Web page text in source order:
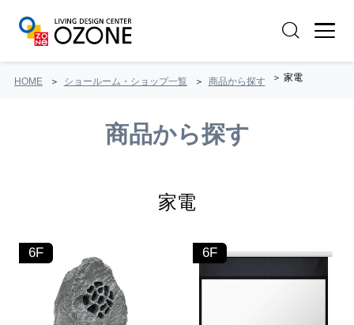
HOME ショールーム・ショップ一覧 商品から探す 家電
商品から探す
家電
6F 6F